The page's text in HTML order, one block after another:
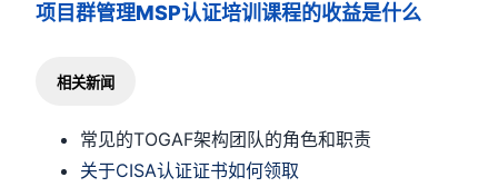
项目群管理MSP认证培训课程的收益是什么
相关新闻
常见的TOGAF架构团队的角色和职责
关于CISA认证证书如何领取